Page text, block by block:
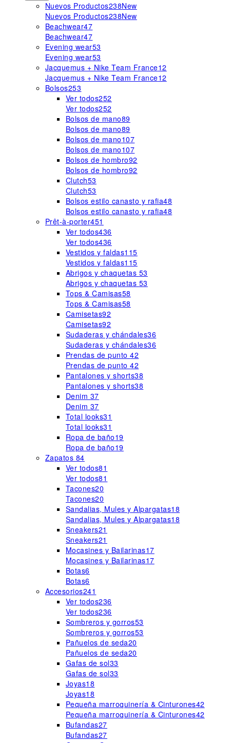
Nuevos Productos238New
Nuevos Productos238New
Beachwear47
Beachwear47
Evening wear53
Evening wear53
Jacquemus + Nike Team France12
Jacquemus + Nike Team France12
Bolsos253
Ver todos252
Ver todos252
Bolsos de mano89
Bolsos de mano89
Bolsos de mano107
Bolsos de mano107
Bolsos de hombro92
Bolsos de hombro92
Clutch53
Clutch53
Bolsos estilo canasto y rafia48
Bolsos estilo canasto y rafia48
Prêt-à-porter451
Ver todos436
Ver todos436
Vestidos y faldas115
Vestidos y faldas115
Abrigos y chaquetas 53
Abrigos y chaquetas 53
Tops & Camisas58
Tops & Camisas58
Camisetas92
Camisetas92
Sudaderas y chándales36
Sudaderas y chándales36
Prendas de punto42
Prendas de punto42
Pantalones y shorts38
Pantalones y shorts38
Denim 37
Denim 37
Total looks31
Total looks31
Ropa de baño19
Ropa de baño19
Zapatos 84
Ver todos81
Ver todos81
Tacones20
Tacones20
Sandalias, Mules y Alpargatas18
Sandalias, Mules y Alpargatas18
Sneakers21
Sneakers21
Mocasines y Bailarinas17
Mocasines y Bailarinas17
Botas6
Botas6
Accesorios241
Ver todos236
Ver todos236
Sombreros y gorros53
Sombreros y gorros53
Pañuelos de seda20
Pañuelos de seda20
Gafas de sol33
Gafas de sol33
Joyas18
Joyas18
Pequeña marroquinería & Cinturones42
Pequeña marroquinería & Cinturones42
Bufandas27
Bufandas27